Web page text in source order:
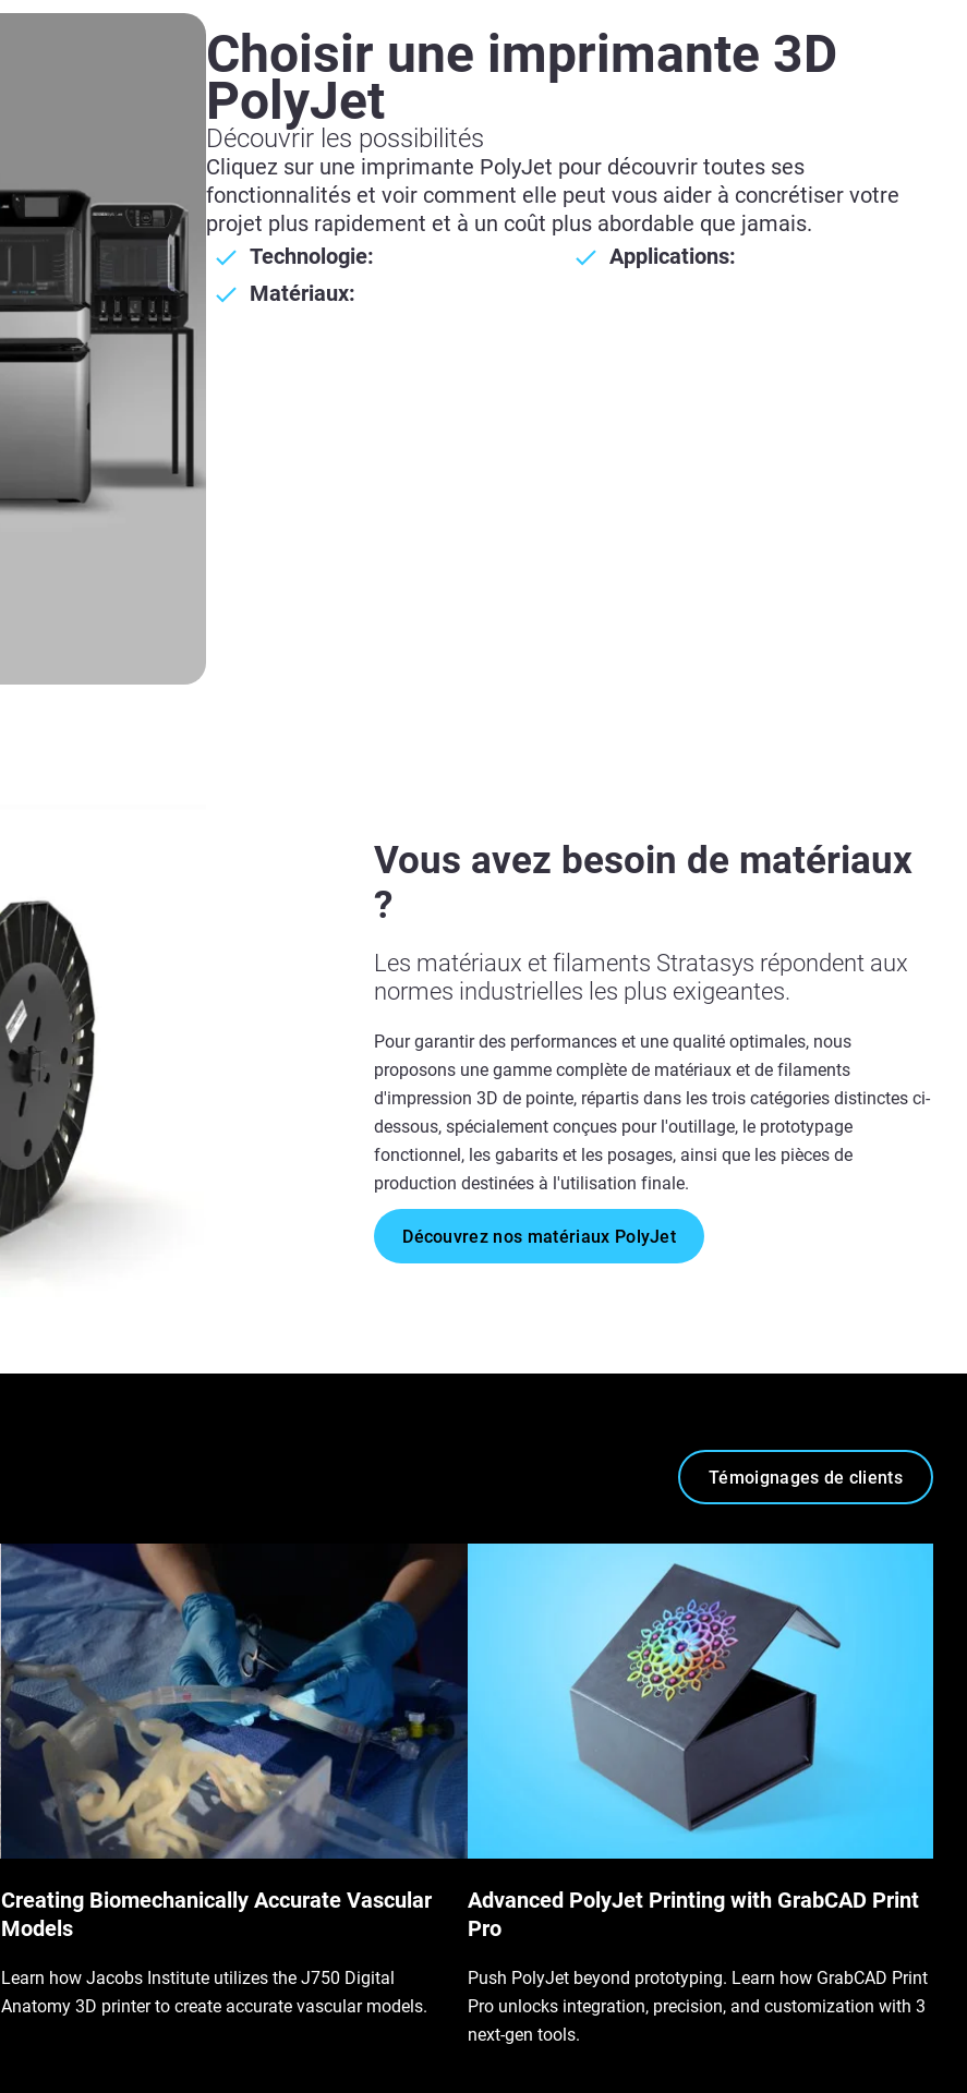
Choisir une imprimante 3D
PolyJet
Découvrir les possibilités
Cliquez sur une imprimante PolyJet pour découvrir toutes ses
fonctionnalités et voir comment elle peut vous aider à concrétiser votre
projet plus rapidement et à un coût plus abordable que jamais.
Technologie:
Applications:
Matériaux:
Vous avez besoin de matériaux
?
Les matériaux et filaments Stratasys répondent aux
normes industrielles les plus exigeantes.
Pour garantir des performances et une qualité optimales, nous
proposons une gamme complète de matériaux et de filaments
d'impression 3D de pointe, répartis dans les trois catégories distinctes ci-
dessous, spécialement conçues pour l'outillage, le prototypage
fonctionnel, les gabarits et les posages, ainsi que les pièces de
production destinées à l'utilisation finale.
Découvrez nos matériaux PolyJet
Témoignages de clients
Creating Biomechanically Accurate Vascular
Models
Learn how Jacobs Institute utilizes the J750 Digital
Anatomy 3D printer to create accurate vascular models.
Advanced PolyJet Printing with GrabCAD Print
Pro
Push PolyJet beyond prototyping. Learn how GrabCAD Print
Pro unlocks integration, precision, and customization with 3
next-gen tools.